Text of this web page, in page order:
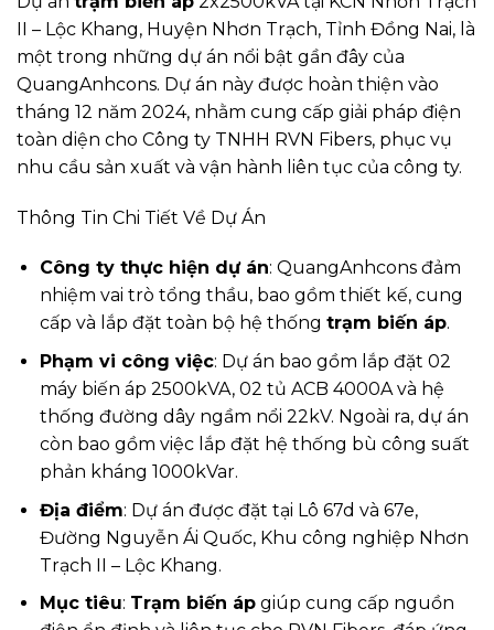
II – Lộc Khang, Huyện Nhơn Trạch, Tỉnh Đồng Nai, là
một trong những dự án nổi bật gần đây của
QuangAnhcons. Dự án này được hoàn thiện vào
tháng 12 năm 2024, nhằm cung cấp giải pháp điện
toàn diện cho Công ty TNHH RVN Fibers, phục vụ
nhu cầu sản xuất và vận hành liên tục của công ty.
Thông Tin Chi Tiết Về Dự Án
Công ty thực hiện dự án: QuangAnhcons đảm
nhiệm vai trò tổng thầu, bao gồm thiết kế, cung
cấp và lắp đặt toàn bộ hệ thống trạm biến áp.
Phạm vi công việc: Dự án bao gồm lắp đặt 02
máy biến áp 2500kVA, 02 tủ ACB 4000A và hệ
thống đường dây ngầm nổi 22kV. Ngoài ra, dự án
còn bao gồm việc lắp đặt hệ thống bù công suất
phản kháng 1000kVar.
Địa điểm: Dự án được đặt tại Lô 67d và 67e,
Đường Nguyễn Ái Quốc, Khu công nghiệp Nhơn
Trạch II – Lộc Khang.
Mục tiêu: Trạm biến ápgiúp cung cấp nguồn